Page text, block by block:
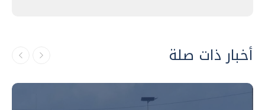
أخبار ذات صلة